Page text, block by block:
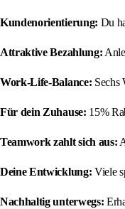
Kundenorientierung: Du
Attraktive Bezahlung:
Work-Life-Balance: Sechs
Für dein Zuhause: 15%
Teamwork zahlt sich aus:
Deine Entwicklung: Viele
Nachhaltig unterwegs: